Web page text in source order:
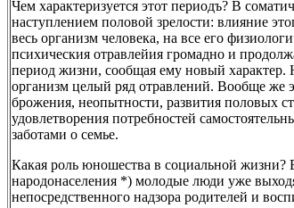
Чем характеризуется этот периодъ? В
наступлением половой зрелости: влияние
весь организм человека, на все его
психическия отравлейия громадно и
период жизни, сообщая ему новый характер.
организм целый ряд отравлений. Вообще же
брожения, неопытности, развития половых
удовлетворения потребностей
заботами о семье.
Какая роль юношества в социальной жизни?
народонаселения *) молодые люди уже
непосредственного надзора родителей и